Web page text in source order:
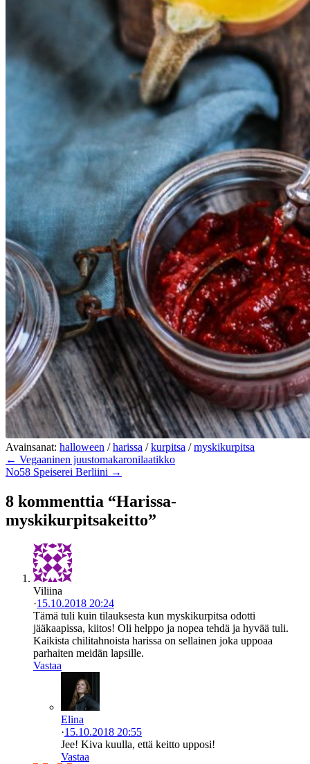
Avainsanat: halloween /harissa /kurpitsa /myskikurpitsa
← Vegaaninen juustomakaronilaatikko
No58 Speiserei Berliini →
8 kommenttia “Harissa-
myskikurpitsakeitto”
Viliina
·15.10.2018 20:24
Tämä tuli kuin tilauksesta kun myskikurpitsa odotti
jääkaapissa, kiitos! Oli helppo ja nopea tehdä ja hyvää tuli.
Kaikista chilitahnoista harissa on sellainen joka uppoaa
parhaiten meidän lapsille.
Vastaa
Elina
·15.10.2018 20:55
Jee! Kiva kuulla, että keitto upposi!
Vastaa